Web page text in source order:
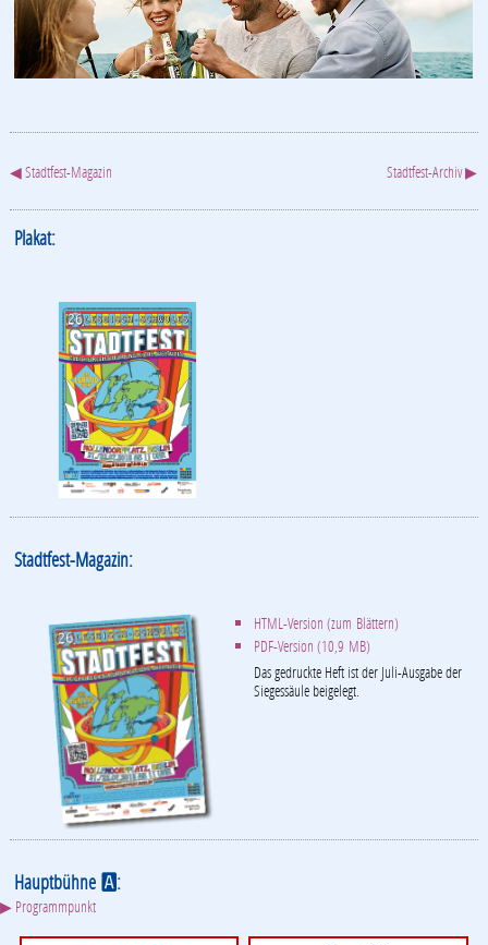
◀ Stadtfest-Magazin Stadtfest-Archiv ▶
Plakat:
Stadtfest-Magazin:
HTML-Version (zum Blättern)
PDF-Version (10,9 MB)
Das gedruckte Heft ist der Juli-Ausgabe der
Siegessäule beigelegt.
HauptbühneA:
▶ Programmpunkt